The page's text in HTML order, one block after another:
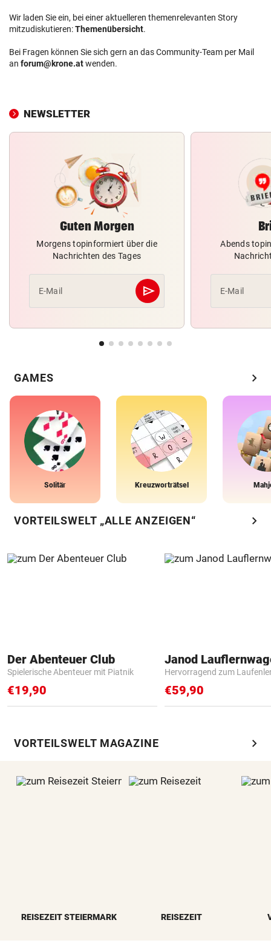
Wir laden Sie ein, bei einer aktuelleren themenrelevanten Story
mitzudiskutieren:Themenübersicht.
Bei Fragen können Sie sich gern an das Community-Team per Mail
an forum@krone.atwenden.
NEWSLETTER
Guten Morgen
Morgens topinformiert über die
Nachrichten des Tages
E-Mail send
Abschicken
Abends
E-Mail
GAMES chevron_right
Solitär Kreuzworträtsel
VORTEILSWELT „ALLE ANZEIGEN“ chevron_right
Der Abenteuer Club
Spielerische Abenteuer mit Piatnik
€19,90
Janod
Hervorragend zum
€59,90
VORTEILSWELT MAGAZINE chevron_right
REISEZEIT STEIERMARK REISEZEIT